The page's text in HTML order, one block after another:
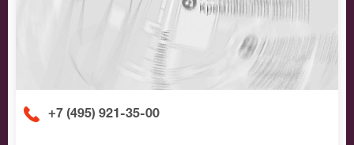
+7 (495) 921-35-00